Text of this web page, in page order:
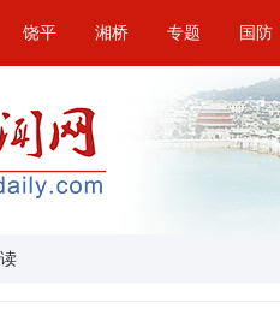
饶平 湘桥 专题 国防